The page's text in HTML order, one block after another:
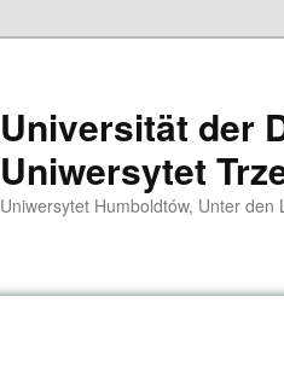
Universität der
Uniwersytet
Uniwersytet Humboldtów, Unter den